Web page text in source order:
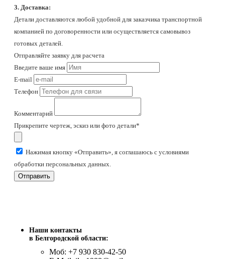
3. Доставка:
Детали доставляются любой удобной для заказчика транспортной
компанией по договоренности или осуществляется самовывоз
готовых деталей.
Отправляйте заявку для расчета
Введите ваше имя
E-mail
Телефон
Комментарий
Прикрепите чертеж, эскиз или фото детали*
Нажимая кнопку «Отправить», я соглашаюсь с условиями
обработки персональных данных.
Отправить
Наши контакты
в Белгородской области:
Моб: +7 930 830-42-50